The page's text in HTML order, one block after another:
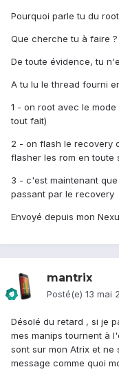
Pourquoi parle tu du
Que cherche tu à faire ?
De toute évidence, tu
A tu lu le thread fourni
1 - on root avec le
tout fait)
2 - on flash le recovery
flasher les rom en toute
3 - c'est maintenant
passant par le recovery
Envoyé depuis mon
mantrix
Posté(e) 13 mai
Désolé du retard , si je
mes manips tournent à
sont sur mon Atrix et ne
message comme quoi